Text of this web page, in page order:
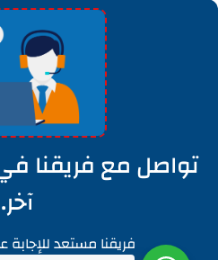
تواصل مع فريقنا
آخر.
فريقنا مستعد